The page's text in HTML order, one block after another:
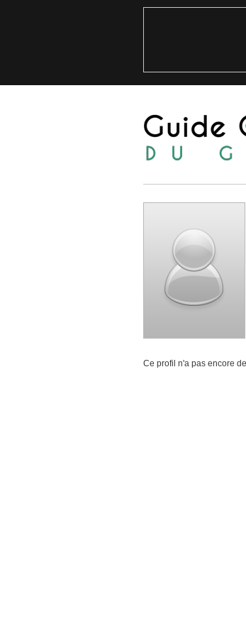
Ce profil n'a pas encore